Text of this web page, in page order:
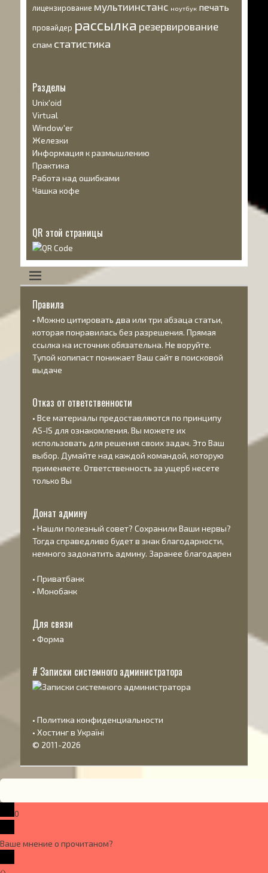
лицензирование мультиинстанс ноутбук печать
провайдер рассылка резервирование
спам статистика
Разделы
Unix'oid
Virtual
Window'er
Железки
Информация к размышлению
Практика
Работа над ошибками
Чашка кофе
QR этой страницы
Правила
• Можно цитировать два или три абзаца статьи,
которая понравилась без разрешения. Прямая
ссылка на источник обязательна. Не воруйте.
Тупой копипаст понижает Ваш сайт в поисковой
выдаче
Отказ от ответственности
• Все материалы предоставляются по принципу
AS-IS для ознакомления. Вы можете их
использовать для решения своих задач. Это Ваш
выбор. Думайте над каждой командой, которую
применяете. Ответственность за ущерб несете
только Вы
Донат админу
• Нашли полезный совет? Сохранили Ваши нервы?
Тогда справедливо будет в знак благодарности,
немного задонатить админу. Заранее благодарен
• Приватбанк
• Монобанк
Для связи
• Форма
# Записки системного администратора
• Политика конфиденциальности
• Хостинг в Україні
© 2011-2026
0
Ваше мнение о прочитаном?